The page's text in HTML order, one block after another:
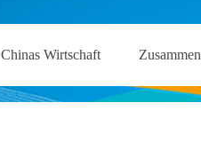
Chinas Wirtschaft